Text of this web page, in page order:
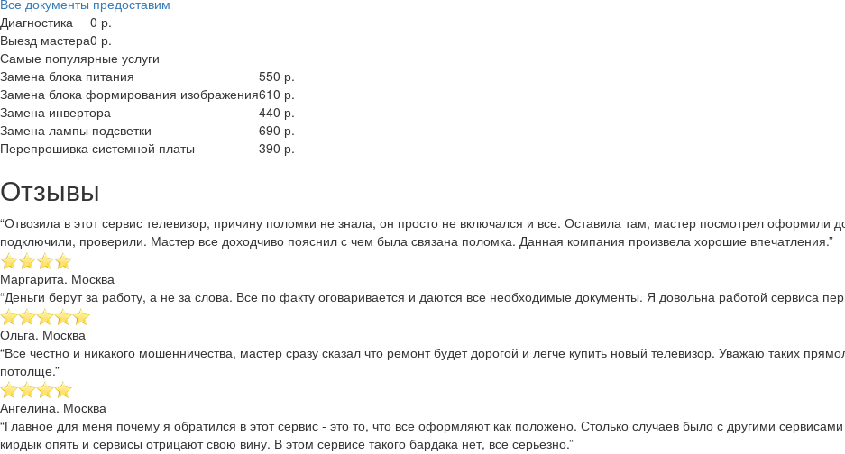
Все документы предоставим
Диагностика
0 р.
Выезд мастера0 р.
Самые популярные услуги
Замена блока питания
550 р.
Замена блока формирования изображения610 р.
Замена инвертора
440 р.
Замена лампы подсветки
690 р.
Перепрошивка системной платы
390 р.
Отзывы
“Отвозила в этот сервис телевизор, причину поломки не знала, он просто не включался и все. Оставила там, мастер посмотрел
подключили, проверили. Мастер все доходчиво пояснил с чем была связана поломка. Данная компания произвела хорошие впечатления.”
Маргарита. Москва
“Деньги берут за работу, а не за слова. Все по факту оговаривается и даются все необходимые документы. Я довольна работой сервиса
Ольга. Москва
“Все честно и никакого мошенничества, мастер сразу сказал что ремонт будет дорогой и легче купить новый телевизор. Уважаю таких
потолще.”
Ангелина. Москва
“Главное для меня почему я обратился в этот сервис - это то, что все оформляют как положено. Столько случаев было с другими
кирдык опять и сервисы отрицают свою вину. В этом сервисе такого бардака нет, все серьезно.”